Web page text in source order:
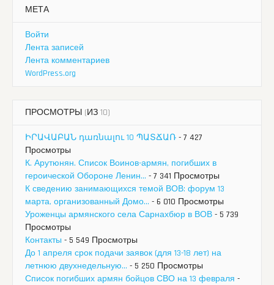
МЕТА
Войти
Лента записей
Лента комментариев
WordPress.org
ПРОСМОТРЫ (ИЗ 10)
ԻՐԱՎԱԲԱՆ դառնալու 10 ՊԱՏՃԱՌ - 7 427
Просмотры
К. Арутюнян. Список Воинов-армян, погибших в
героической Обороне Ленин... - 7 341 Просмотры
К сведению занимающихся темой ВОВ: форум 13
марта, организованный Домо... - 6 010 Просмотры
Уроженцы армянского села Сарнахбюр в ВОВ - 5 739
Просмотры
Контакты - 5 549 Просмотры
До 1 апреля срок подачи заявок (для 13-18 лет) на
летнюю двухнедельную... - 5 250 Просмотры
Список погибших армян бойцов СВО на 13 февраля -